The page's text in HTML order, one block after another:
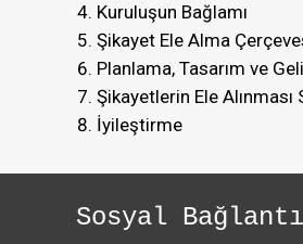
Kuruluşun Bağlamı
Şikayet Ele Alma
Planlama, Tasarım ve
Şikayetlerin Ele Alınması
İyileştirme
Sosyal Bahar - Ekin